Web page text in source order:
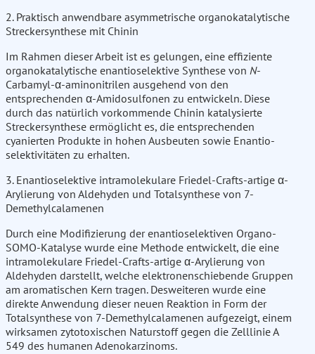
2. Praktisch anwendbare asymmetrische organokatalytische
Streckersynthese mit Chinin
Im Rahmen dieser Arbeit ist es gelungen, eine effiziente
organokatalytische enantioselektive Synthese von N-
Carbamyl-α-aminonitrilen ausgehend von den
entsprechenden α-Amidosulfonen zu entwickeln. Diese
durch das natürlich vorkommende Chinin katalysierte
Streckersynthese ermöglicht es, die entsprechenden
cyanierten Produkte in hohen Ausbeuten sowie Enantio-
selektivitäten zu erhalten.
3. Enantioselektive intramolekulare Friedel-Crafts-artige α-
Arylierung von Aldehyden und Totalsynthese von 7-
Demethylcalamenen
Durch eine Modifizierung der enantioselektiven Organo-
SOMO-Katalyse wurde eine Methode entwickelt, die eine
intramolekulare Friedel-Crafts-artige α-Arylierung von
Aldehyden darstellt, welche elektronenschiebende Gruppen
am aromatischen Kern tragen. Desweiteren wurde eine
direkte Anwendung dieser neuen Reaktion in Form der
Totalsynthese von 7-Demethylcalamenen aufgezeigt, einem
wirksamen zytotoxischen Naturstoff gegen die Zelllinie A
549 des humanen Adenokarzinoms.